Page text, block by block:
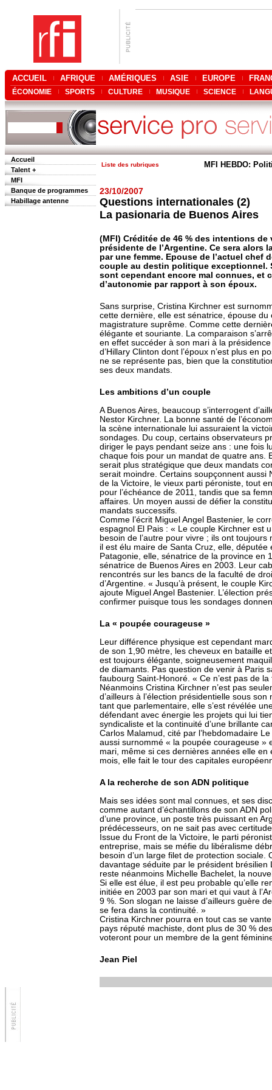
ACCUEIL AFRIQUE AMÉRIQUES ASIE EUROPE
ÉCONOMIE SPORTS CULTURE MUSIQUE SCIENCE
Accueil
Talent +
MFI
Banque de programmes
Habillage antenne
Liste des rubriques MFI HEBDO:
23/10/2007
Questions internationales (2)
La pasionaria de Buenos Aires
(MFI) Créditée de 46 % des intentions
présidente de l’Argentine. Ce sera alors
par une femme. Epouse de l’actuel chef
couple au destin politique exceptionnel.
sont cependant encore mal connues, et
d’autonomie par rapport à son époux.
Sans surprise, Cristina Kirchner est
cette dernière, elle est sénatrice, épouse du
magistrature suprême. Comme cette
élégante et souriante. La comparaison
en effet succéder à son mari à la
d’Hillary Clinton dont l’époux n’est plus en
ne se représente pas, bien que la
ses deux mandats.
Les ambitions d’un couple
A Buenos Aires, beaucoup s’interrogent
Nestor Kirchner. La bonne santé de
la scène internationale lui assuraient la
sondages. Du coup, certains observateurs
diriger le pays pendant seize ans : une fois
chaque fois pour un mandat de quatre ans.
serait plus stratégique que deux mandats
serait moindre. Certains soupçonnent
de la Victoire, le vieux parti péroniste, tout
pour l’échéance de 2011, tandis que sa
affaires. Un moyen aussi de défier la
mandats successifs.
Comme l’écrit Miguel Angel Bastenier, le
espagnol El Pais : « Le couple Kirchner est
besoin de l’autre pour vivre ; ils ont
il est élu maire de Santa Cruz, elle,
Patagonie, elle, sénatrice de la province en
sénatrice de Buenos Aires en 2003. Leur
rencontrés sur les bancs de la faculté de
d’Argentine. « Jusqu’à présent, le couple
ajoute Miguel Angel Bastenier. L’élection
confirmer puisque tous les sondages
La « poupée courageuse »
Leur différence physique est cependant
de son 1,90 mètre, les cheveux en bataille
est toujours élégante, soigneusement
de diamants. Pas question de venir à Paris
faubourg Saint-Honoré. « Ce n’est pas de
Néanmoins Cristina Kirchner n’est pas
d’ailleurs à l’élection présidentielle sous
tant que parlementaire, elle s’est révélée
défendant avec énergie les projets qui lui
syndicaliste et la continuité d’une brillante
Carlos Malamud, cité par l’hebdomadaire
aussi surnommé « la poupée courageuse »
mari, même si ces dernières années elle
mois, elle fait le tour des capitales
A la recherche de son ADN politique
Mais ses idées sont mal connues, et ses
comme autant d’échantillons de son ADN
d’une province, un poste très puissant en
prédécesseurs, on ne sait pas avec
Issue du Front de la Victoire, le parti
entreprise, mais se méfie du libéralisme
besoin d’un large filet de protection
davantage séduite par le président
reste néanmoins Michelle Bachelet, la
Si elle est élue, il est peu probable qu’elle
initiée en 2003 par son mari et qui vaut à
9 %. Son slogan ne laisse d’ailleurs guère
se fera dans la continuité. »
Cristina Kirchner pourra en tout cas se
pays réputé machiste, dont plus de 30 %
voteront pour un membre de la gent
Jean Piel